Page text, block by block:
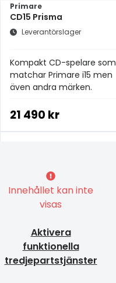
Primare
CD15 Prisma
Leverantörslager
Kompakt CD-spelare som
matchar Primare i15 men
även andra märken.
21 490 kr
Innehållet kan inte
visas
Aktivera
funktionella
tredjepartstjänster